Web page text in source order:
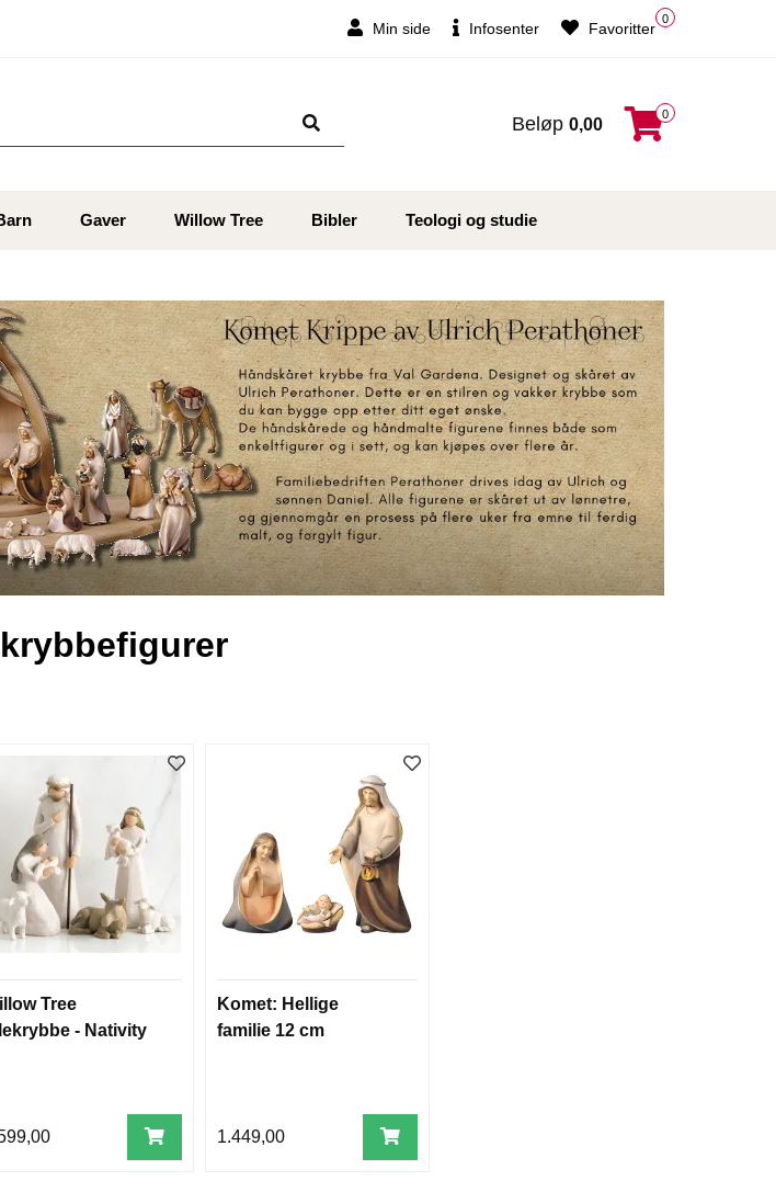
Min side Infosenter
0
Favoritter
Beløp 0,00
0
Gaver Willow Tree Bibler Teologi og studie
Tree
- Nativity
Komet: Hellige
familie 12 cm
1.449,00